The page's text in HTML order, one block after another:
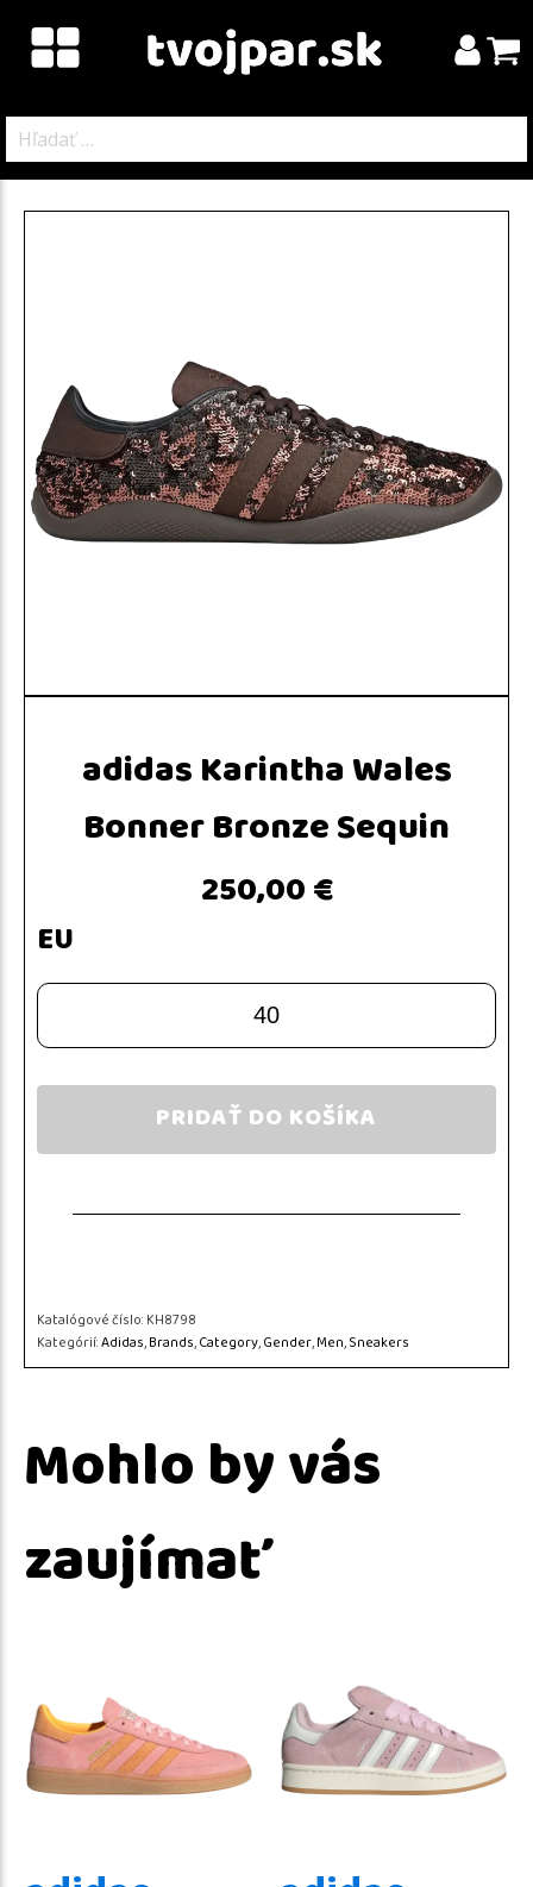
adidas Karintha Wales
Bonner Bronze Sequin
250,00 €
EU
40
PRIDAŤ DO KOŠÍKA
Katalógové číslo:KH8798
Kategórií:Adidas,Brands,Category,Gender,Men,Sneakers
Mohlo by vás
zaujímať